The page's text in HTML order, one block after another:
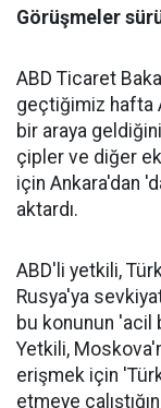
Görüşmeler
ABD Ticaret
geçtiğimiz hafta
bir araya
çipler ve diğer
için Ankara'dan
aktardı.
ABD'li yetkili,
Rusya'ya
bu konunun 'acil
Yetkili,
erişmek için
etmeye